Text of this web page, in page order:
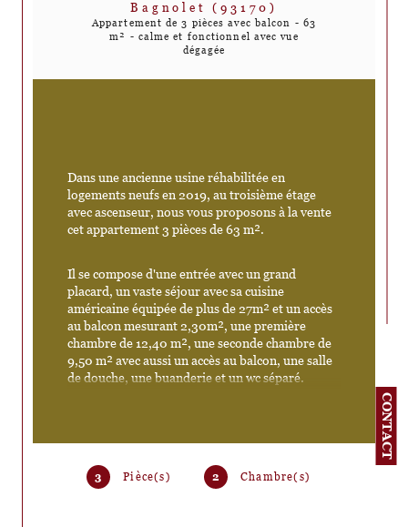
CONTACT
Bagnolet (93170)
Appartement de 3 pièces avec balcon - 63
m² - calme et fonctionnel avec vue
dégagée
3 Pièce(s) 2 Chambre(s)
Dans une ancienne usine réhabilitée en
logements neufs en 2019, au troisième étage
avec ascenseur, nous vous proposons à la vente
cet appartement 3 pièces de 63 m².
Il se compose d'une entrée avec un grand
placard, un vaste séjour avec sa cuisine
américaine équipée de plus de 27m² et un accès
au balcon mesurant 2,30m², une première
chambre de 12,40 m², une seconde chambre de
9,50 m² avec aussi un accès au balcon, une salle
de douche, une buanderie et un wc séparé.
cour très large et verdoyante permettant d'allier
journée. Vous disposez d'une vue sur le ciel des
pièces de vie grâce à toutes les fenêtres.